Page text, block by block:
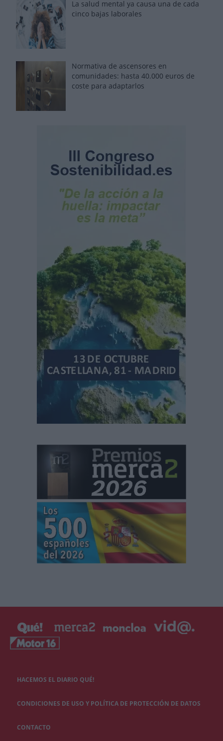
La salud mental ya causa una de cada
cinco bajas laborales
Normativa de ascensores en
comunidades: hasta 40.000 euros de
coste para adaptarlos
HACEMOS EL DIARIO QUÉ!
CONDICIONES DE USO Y POLÍTICA DE PROTECCIÓN DE DATOS
CONTACTO